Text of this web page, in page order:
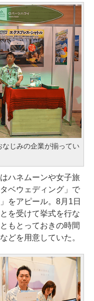
なじみの企業が揃ってい
ハネムーンや女子旅
ベウェディング」で
をアピール。8月1日
を受けて挙式を行な
もとっておきの時間
どを用意していた。